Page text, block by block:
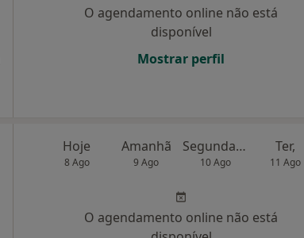
O agendamento online não está
disponível
Mostrar perfil
Hoje
8 Ago
Amanhã
9 Ago
Segunda-feira
10 Ago
Ter,
11 Ago
O agendamento online não está